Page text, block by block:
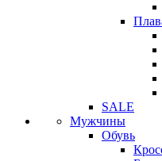
SALE
Мужчины
Обувь